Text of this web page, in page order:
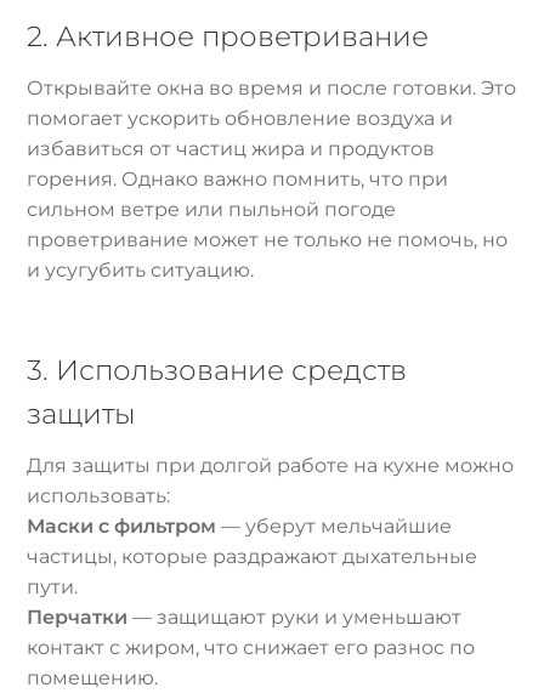
2. Активное проветривание
Открывайте окна во время и после готовки. Это
помогает ускорить обновление воздуха и
избавиться от частиц жира и продуктов
горения. Однако важно помнить, что при
сильном ветре или пыльной погоде
проветривание может не только не помочь, но
и усугубить ситуацию.
3. Использование средств
защиты
Для защиты при долгой работе на кухне можно
использовать:
Маски с фильтром — уберут мельчайшие
частицы, которые раздражают дыхательные
пути.
Перчатки — защищают руки и уменьшают
контакт с жиром, что снижает его разнос по
помещению.